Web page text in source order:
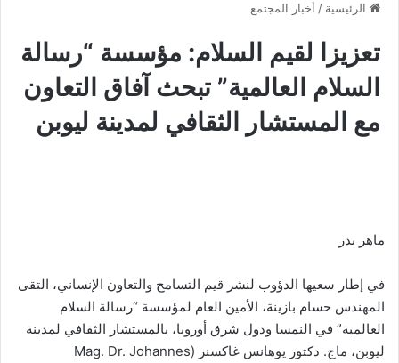
الرئيسية / أخبار المجتمع
تعزيزا لقيم السلام: مؤسسة “رسالة
السلام العالمية” تبحث آفاق التعاون
مع المستشار الثقافي لمدينة ليوبن
ماهر بدر
​في إطار سعيها الدؤوب لنشر قيم التسامح والتعاون الإنساني، التقى
المهندس حسام بازينة، الأمين العام لمؤسسة “رسالة السلام
العالمية” في النمسا ودول شرق أوروبا، بالمستشار الثقافي لمدينة
ليوبن، ماج. دكتور يوهانس غاكسنر (Mag. Dr. Johannes